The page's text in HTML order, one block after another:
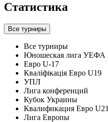
Статистика
Все турниры
Все турниры
Юношеская лига УЕФА
Евро U-17
Кваліфікація Евро U19
УПЛ
Лига конференций
Кубок Украины
Квалификация Евро U21
Лига Европы